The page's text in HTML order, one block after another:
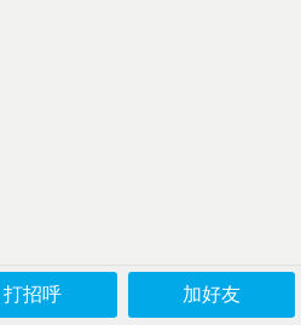
打招呼 加好友